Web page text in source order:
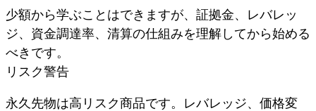
少額から学ぶことはできますが、証拠金、レバレッ
ジ、資金調達率、清算の仕組みを理解してから始める
べきです。
リスク警告
永久先物は高リスク商品です。レバレッジ、価格変